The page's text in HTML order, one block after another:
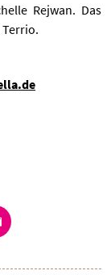
Rejwan. Das